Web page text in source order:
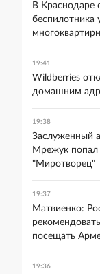
В Краснодаре
беспилотника
19:41
Wildberries
домашним
19:38
Заслуженный
Мрежук попал
"Миротворец"
19:37
Матвиенко:
посещать
19:36